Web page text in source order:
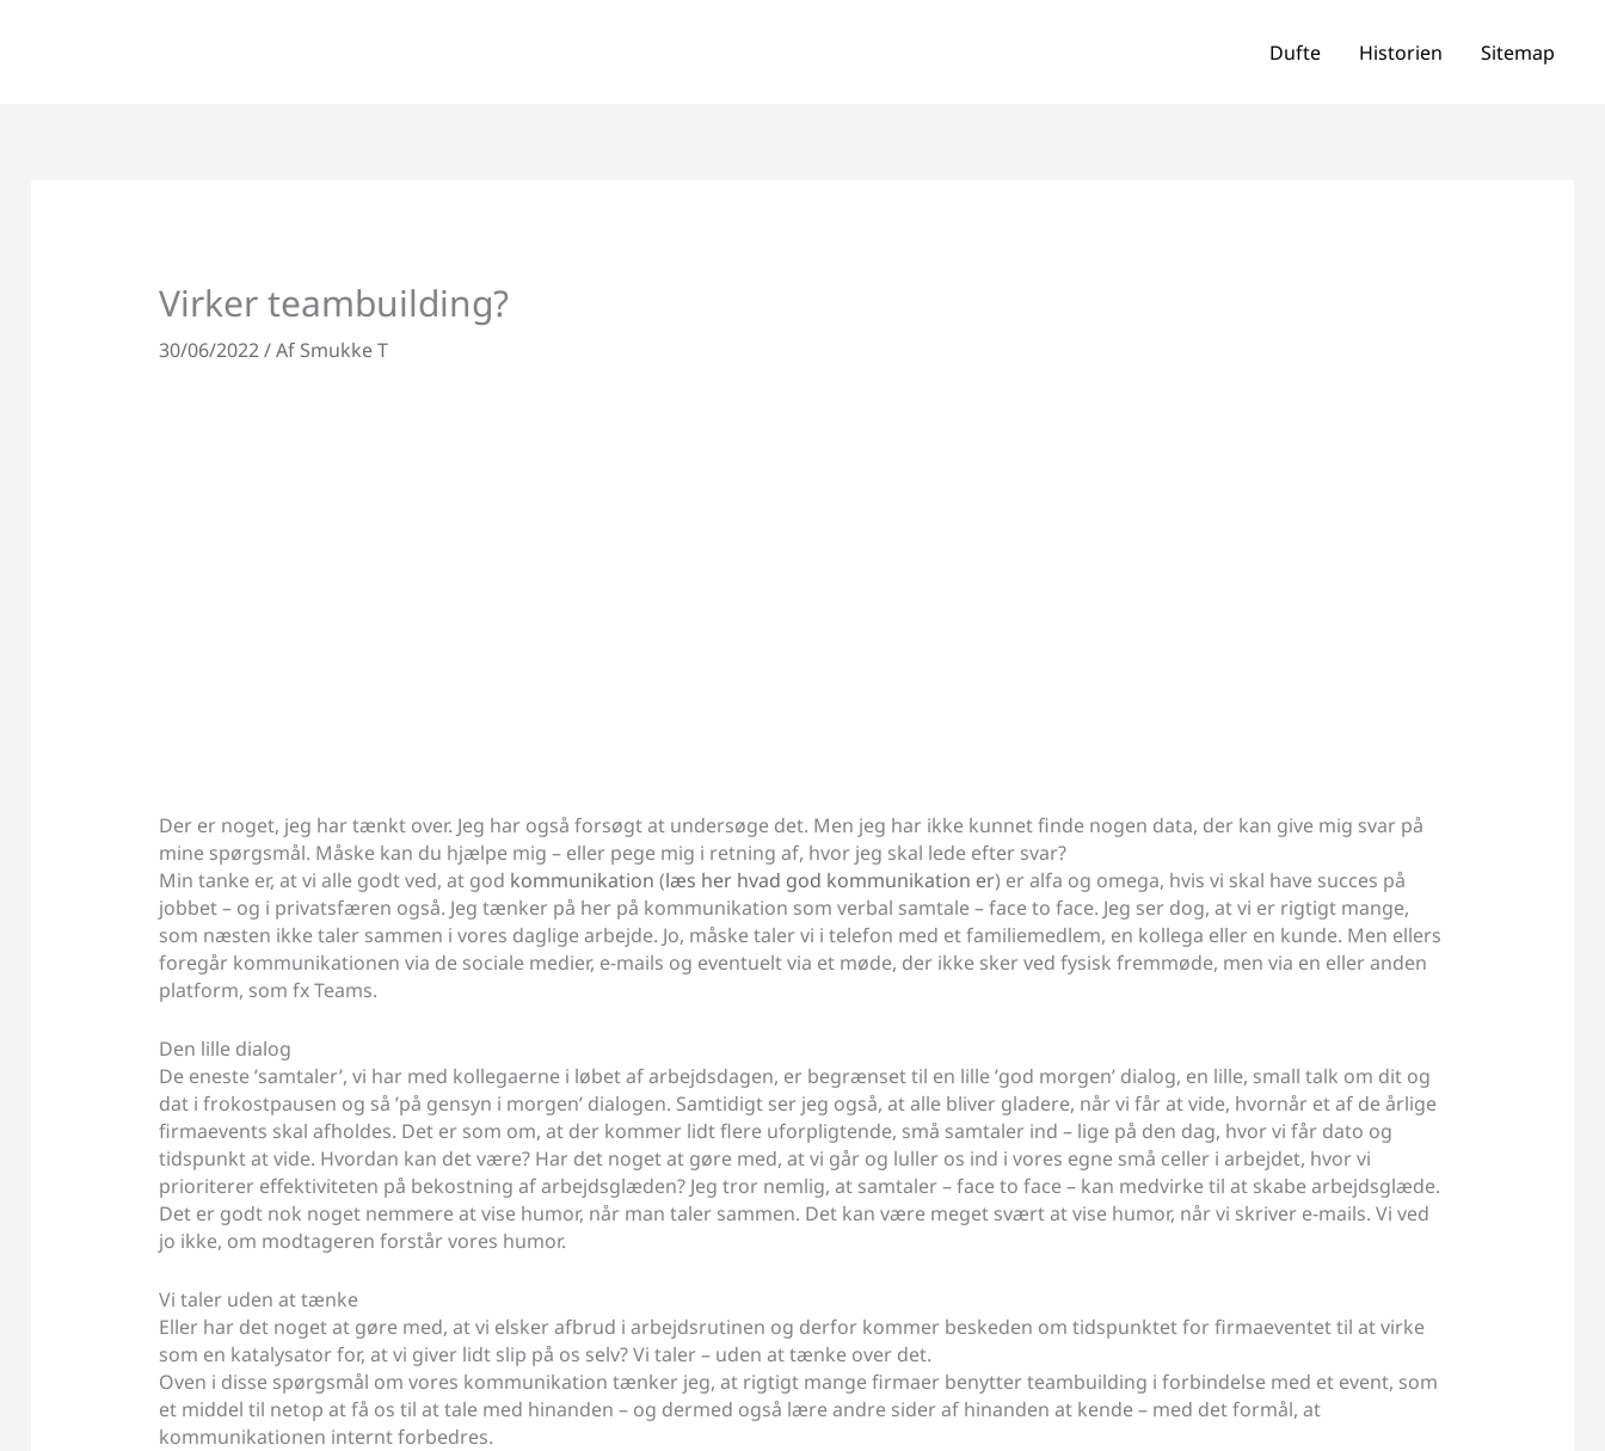
Dufte Historien Sitemap
Virker teambuilding?
30/06/2022/ Af Smukke T
Der er noget, jeg har tænkt over. Jeg har også forsøgt at undersøge det. Men jeg har ikke kunnet finde nogen data, der kan give mig svar på
mine spørgsmål. Måske kan du hjælpe mig – eller pege mig i retning af, hvor jeg skal lede efter svar?
Min tanke er, at vi alle godt ved, at god kommunikation (læs her hvad god kommunikation er) er alfa og omega, hvis vi skal have succes på
jobbet – og i privatsfæren også. Jeg tænker på her på kommunikation som verbal samtale – face to face. Jeg ser dog, at vi er rigtigt mange,
som næsten ikke taler sammen i vores daglige arbejde. Jo, måske taler vi i telefon med et familiemedlem, en kollega eller en kunde. Men ellers
foregår kommunikationen via de sociale medier, e-mails og eventuelt via et møde, der ikke sker ved fysisk fremmøde, men via en eller anden
platform, som fx Teams.
Den lille dialog
De eneste ’samtaler’, vi har med kollegaerne i løbet af arbejdsdagen, er begrænset til en lille ’god morgen’ dialog, en lille, small talk om dit og
dat i frokostpausen og så ’på gensyn i morgen’ dialogen. Samtidigt ser jeg også, at alle bliver gladere, når vi får at vide, hvornår et af de årlige
firmaevents skal afholdes. Det er som om, at der kommer lidt flere uforpligtende, små samtaler ind – lige på den dag, hvor vi får dato og
tidspunkt at vide. Hvordan kan det være? Har det noget at gøre med, at vi går og luller os ind i vores egne små celler i arbejdet, hvor vi
prioriterer effektiviteten på bekostning af arbejdsglæden? Jeg tror nemlig, at samtaler – face to face – kan medvirke til at skabe arbejdsglæde.
Det er godt nok noget nemmere at vise humor, når man taler sammen. Det kan være meget svært at vise humor, når vi skriver e-mails. Vi ved
jo ikke, om modtageren forstår vores humor.
Vi taler uden at tænke
Eller har det noget at gøre med, at vi elsker afbrud i arbejdsrutinen og derfor kommer beskeden om tidspunktet for firmaeventet til at virke
som en katalysator for, at vi giver lidt slip på os selv? Vi taler – uden at tænke over det.
Oven i disse spørgsmål om vores kommunikation tænker jeg, at rigtigt mange firmaer benytter teambuilding i forbindelse med et event, som
et middel til netop at få os til at tale med hinanden – og dermed også lære andre sider af hinanden at kende – med det formål, at
kommunikationen internt forbedres.